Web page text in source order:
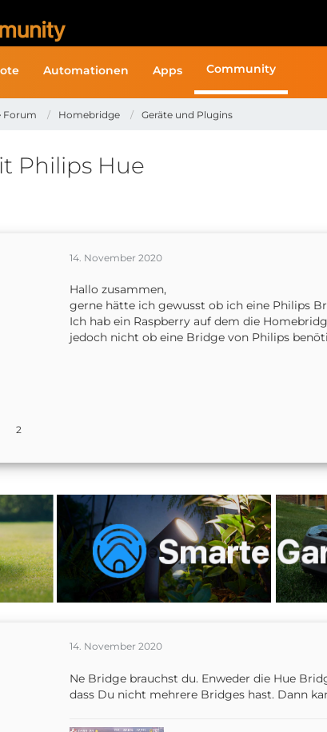
Automationen Apps Community
Forum Homebridge Geräte und Plugins
Philips Hue
2
14. November 2020
Hallo zusammen,
gerne hätte ich gewusst ob ich eine Philips
Ich hab ein Raspberry auf dem die
jedoch nicht ob eine Bridge von Philips
14. November 2020
Ne Bridge brauchst du. Enweder die Hue
dass Du nicht mehrere Bridges hast. Dann